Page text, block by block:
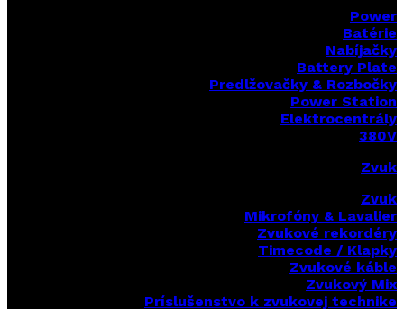
Power
Batérie
Nabíjačky
Battery Plate
Predlžovačky & Rozbočky
Power Station
Elektrocentrály
380V
Zvuk
Zvuk
Mikrofóny & Lavalier
Zvukové rekordéry
Timecode / Klapky
Zvukové káble
Zvukový Mix
Príslušenstvo k zvukovej technike